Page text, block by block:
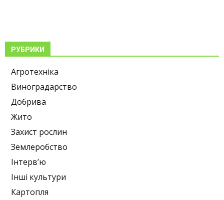
РУБРИКИ
Агротехніка
Виноградарство
Добрива
Жито
Захист рослин
Землеробство
Інтерв’ю
Інші культури
Картопля